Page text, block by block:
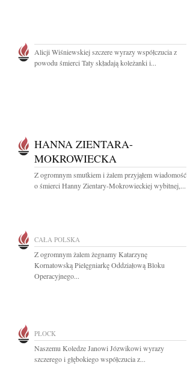
Alicji Wiśniewskiej szczere wyrazy współczucia z
powodu śmierci Taty składają koleżanki i...
HANNA ZIENTARA-
MOKROWIECKA
Z ogromnym smutkiem i żalem przyjąłem wiadomość
o śmierci Hanny Zientary-Mokrowieckiej wybitnej,...
CAŁA POLSKA
Z ogromnym żalem żegnamy Katarzynę
Kornatowską Pielęgniarkę Oddziałową Bloku
Operacyjnego...
PŁOCK
Naszemu Koledze Janowi Józwikowi wyrazy
szczerego i głębokiego współczucia z...